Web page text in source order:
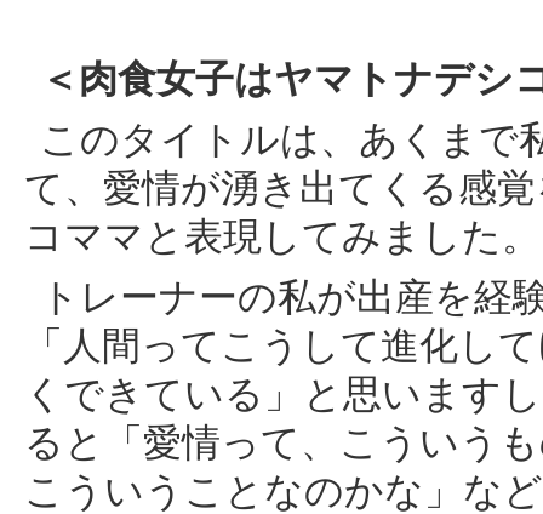
＜肉食女子はヤマトナデシ
このタイトルは、あくまで
て、愛情が湧き出てくる感
コママと表現してみました。
トレーナーの私が出産を経
「人間ってこうして進化し
くできている」と思います
ると「愛情って、こういう
こういうことなのかな」な